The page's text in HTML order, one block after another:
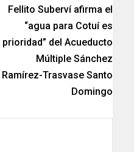
Fellito Suberví afirma el
“agua para Cotuí es
prioridad” del Acueducto
Múltiple Sánchez
Ramírez-Trasvase Santo
Domingo